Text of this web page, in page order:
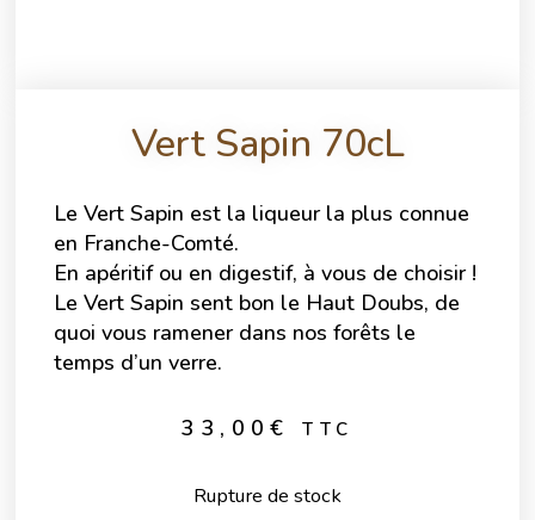
Vert Sapin 70cL
Le Vert Sapin est la liqueur la plus connue
en Franche-Comté.
En apéritif ou en digestif, à vous de choisir !
Le Vert Sapin sent bon le Haut Doubs, de
quoi vous ramener dans nos forêts le
temps d’un verre.
33,00€ TTC
Rupture de stock